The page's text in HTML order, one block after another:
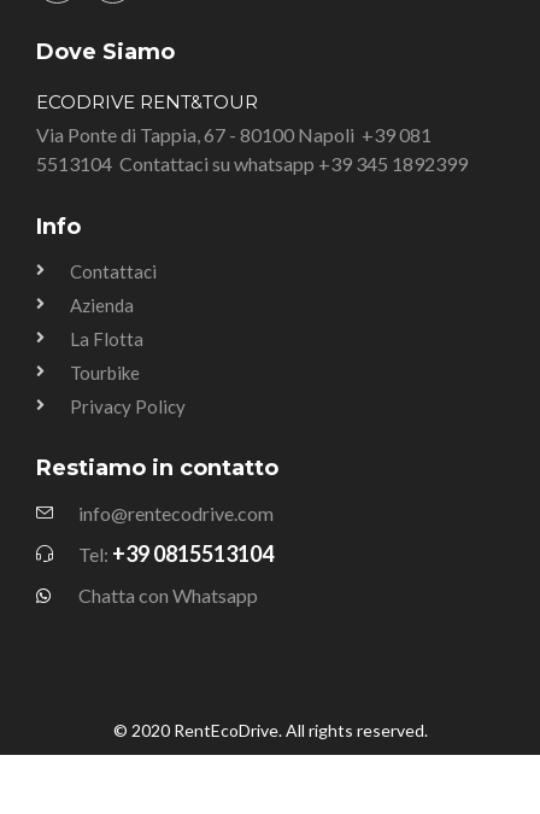
Dove Siamo
ECODRIVE RENT&TOUR
Via Ponte di Tappia, 67 - 80100 Napoli +39 081
5513104 Contattaci su whatsapp +39 345 1892399
Info
Contattaci
Azienda
La Flotta
Tourbike
Privacy Policy
Restiamo in contatto
info@rentecodrive.com
Tel: +39 0815513104
Chatta con Whatsapp
© 2020 RentEcoDrive. All rights reserved.